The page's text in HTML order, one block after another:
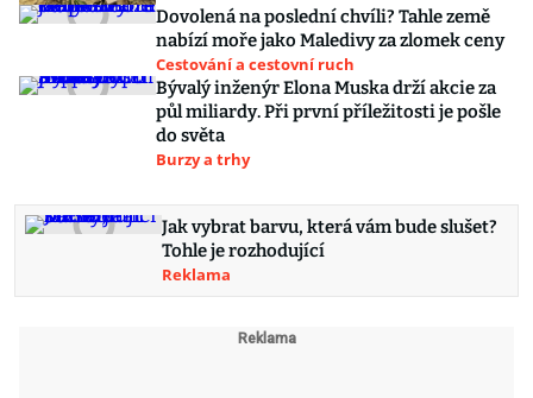
Dovolená na poslední chvíli? Tahle země
nabízí moře jako Maledivy za zlomek ceny
Cestování a cestovní ruch
Bývalý inženýr Elona Muska drží akcie za
půl miliardy. Při první příležitosti je pošle
do světa
Burzy a trhy
Jak vybrat barvu, která vám bude slušet?
Tohle je rozhodující
Reklama